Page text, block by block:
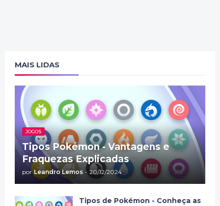
MAIS LIDAS
JOGOS
Tipos Pokémon - Vantagens e
Fraquezas Explicadas
por Leandro Lemos - 20/12/2024
Tipos de Pokémon - Conheça as